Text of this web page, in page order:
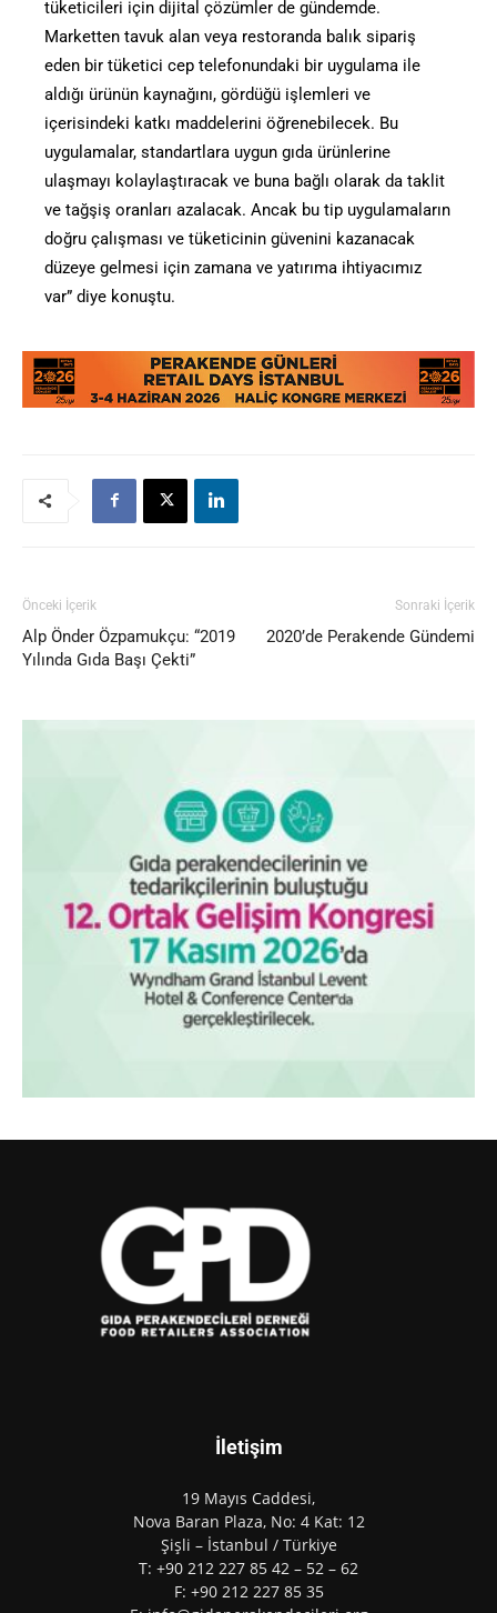
tüketicileri için dijital çözümler de gündemde.
Marketten tavuk alan veya restoranda balık sipariş
eden bir tüketici cep telefonundaki bir uygulama ile
aldığı ürünün kaynağını, gördüğü işlemleri ve
içerisindeki katkı maddelerini öğrenebilecek. Bu
uygulamalar, standartlara uygun gıda ürünlerine
ulaşmayı kolaylaştıracak ve buna bağlı olarak da taklit
ve tağşiş oranları azalacak. Ancak bu tip uygulamaların
doğru çalışması ve tüketicinin güvenini kazanacak
düzeye gelmesi için zamana ve yatırıma ihtiyacımız
var” diye konuştu.
Önceki İçerik
Alp Önder Özpamukçu: “2019
Yılında Gıda Başı Çekti”
Sonraki İçerik
2020’de Perakende Gündemi
İletişim
19 Mayıs Caddesi,
Nova Baran Plaza, No: 4 Kat: 12
Şişli – İstanbul / Türkiye
T: +90 212 227 85 42 – 52 – 62
F: +90 212 227 85 35